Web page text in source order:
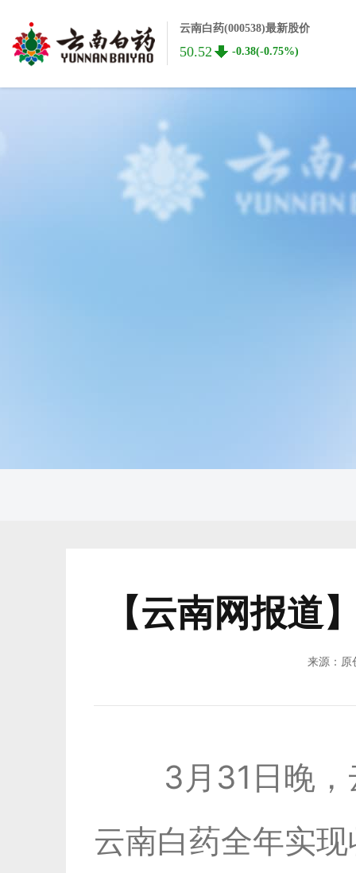
云南白药(000538)最新股价
50.52 -0.38(-0.75%)
【云南网报道
来源：
3月31日晚，云
云南白药全年实